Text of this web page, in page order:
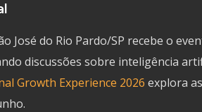
José do Rio Pardo/SP recebe o
discussões sobre inteligência
Growth Experience 2026 explora